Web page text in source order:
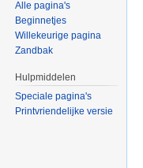
Alle pagina's
Beginnetjes
Willekeurige pagina
Zandbak
Hulpmiddelen
Speciale pagina's
Printvriendelijke versie